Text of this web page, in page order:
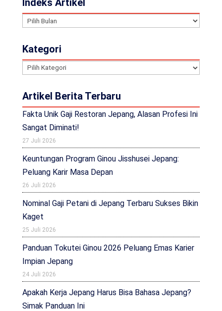
Indeks Artikel
Indeks
Kategori
Kategori
Artikel Berita Terbaru
Fakta Unik Gaji Restoran Jepang, Alasan Profesi Ini
Sangat Diminati!
27 Juli 2026
Keuntungan Program Ginou Jisshusei Jepang:
Peluang Karir Masa Depan
26 Juli 2026
Nominal Gaji Petani di Jepang Terbaru Sukses Bikin
Kaget
25 Juli 2026
Panduan Tokutei Ginou 2026 Peluang Emas Karier
Impian Jepang
24 Juli 2026
Apakah Kerja Jepang Harus Bisa Bahasa Jepang?
Simak Panduan Ini